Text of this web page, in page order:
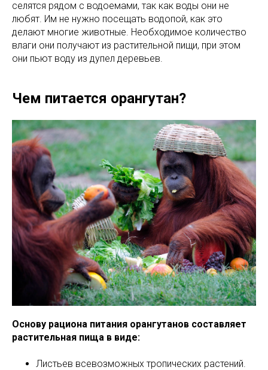
селятся рядом с водоемами, так как воды они не
любят. Им не нужно посещать водопой, как это
делают многие животные. Необходимое количество
влаги они получают из растительной пищи, при этом
они пьют воду из дупел деревьев.
Чем питается орангутан?
Основу рациона питания орангутанов составляет
растительная пища в виде:
Листьев всевозможных тропических растений.